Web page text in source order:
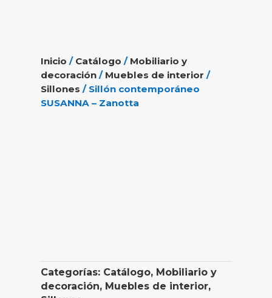
Inicio / Catálogo / Mobiliario y
decoración / Muebles de interior /
Sillones / Sillón contemporáneo
SUSANNA – Zanotta
Categorías: Catálogo, Mobiliario y
decoración, Muebles de interior,